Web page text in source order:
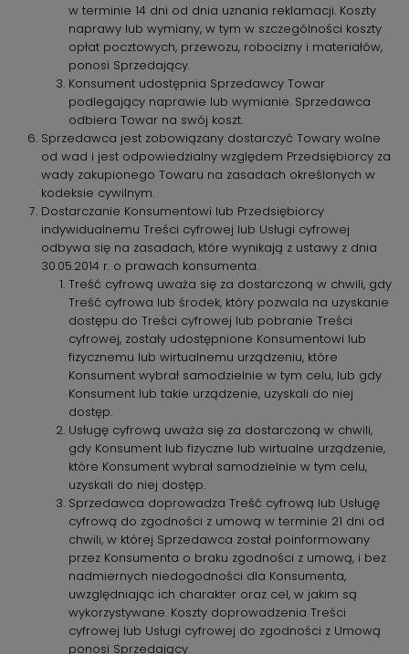
w terminie 14 dni od dnia uznania reklamacji. Koszty
naprawy lub wymiany, w tym w szczególności koszty
opłat pocztowych, przewozu, robocizny i materiałów,
ponosi Sprzedający.
Konsument udostępnia Sprzedawcy Towar
podlegający naprawie lub wymianie. Sprzedawca
odbiera Towar na swój koszt.
Sprzedawca jest zobowiązany dostarczyć Towary wolne
od wad i jest odpowiedzialny względem Przedsiębiorcy za
wady zakupionego Towaru na zasadach określonych w
kodeksie cywilnym.
Dostarczanie Konsumentowi lub Przedsiębiorcy
indywidualnemu Treści cyfrowej lub Usługi cyfrowej
odbywa się na zasadach, które wynikają z ustawy z dnia
30.05.2014 r. o prawach konsumenta.
Treść cyfrową uważa się za dostarczoną w chwili, gdy
Treść cyfrowa lub środek, który pozwala na uzyskanie
dostępu do Treści cyfrowej lub pobranie Treści
cyfrowej, zostały udostępnione Konsumentowi lub
fizycznemu lub wirtualnemu urządzeniu, które
Konsument wybrał samodzielnie w tym celu, lub gdy
Konsument lub takie urządzenie, uzyskali do niej
dostęp.
Usługę cyfrową uważa się za dostarczoną w chwili,
gdy Konsument lub fizyczne lub wirtualne urządzenie,
które Konsument wybrał samodzielnie w tym celu,
uzyskali do niej dostęp.
Sprzedawca doprowadza Treść cyfrową lub Usługę
cyfrową do zgodności z umową w terminie 21 dni od
chwili, w której Sprzedawca został poinformowany
przez Konsumenta o braku zgodności z umową, i bez
nadmiernych niedogodności dla Konsumenta,
uwzględniając ich charakter oraz cel, w jakim są
wykorzystywane. Koszty doprowadzenia Treści
cyfrowej lub Usługi cyfrowej do zgodności z Umową
ponosi Sprzedający.